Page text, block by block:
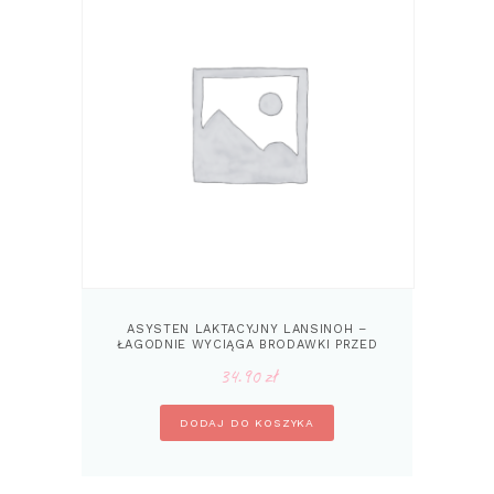
ASYSTEN LAKTACYJNY LANSINOH –
ŁAGODNIE WYCIĄGA BRODAWKI PRZED
34.90zł
DODAJ DO KOSZYKA